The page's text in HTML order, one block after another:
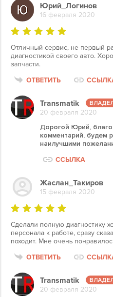
Юрий_Логинов
16 февраля 2020
Отличный сервис, не первый
диагностикой своего авто.
запчасти.
ОТВЕТИТЬ
Transmatik
20 февраля 2020
Дорогой Юрий,
комментарий, будем
наилучшими
ССЫЛКА
Жаслан_Такиров
15 февраля 2020
Сделали полную диагностику
персонала к работе, сразу
походит. Мне очень
ОТВЕТИТЬ
Transmatik
20 февраля 2020